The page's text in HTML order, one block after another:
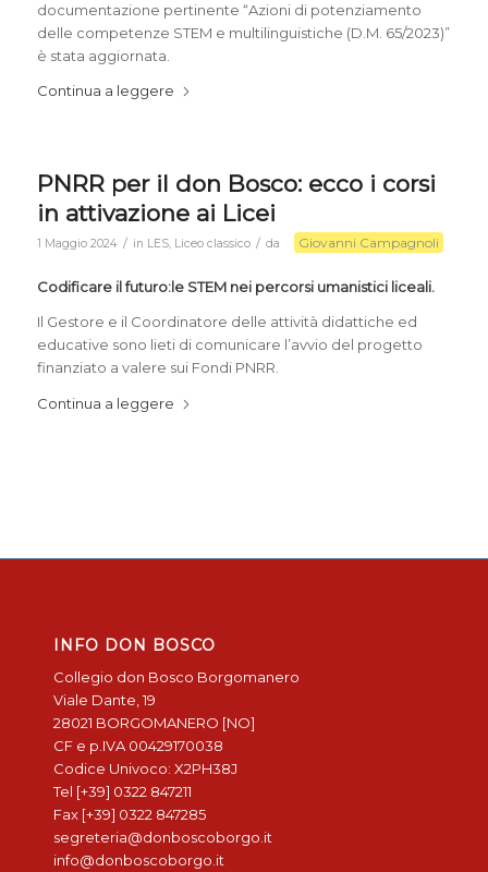
documentazione pertinente “Azioni di potenziamento
delle competenze STEM e multilinguistiche (D.M. 65/2023)”
è stata aggiornata.
Continua a leggere
PNRR per il don Bosco: ecco i corsi
in attivazione ai Licei
1 Maggio 2024 / in LES, Liceo classico / da Giovanni Campagnoli
Codificare il futuro:le STEM nei percorsi umanistici liceali.
Il Gestore e il Coordinatore delle attività didattiche ed
educative sono lieti di comunicare l’avvio del progetto
finanziato a valere sui Fondi PNRR.
Continua a leggere
INFO DON BOSCO
Collegio don Bosco Borgomanero
Viale Dante, 19
28021 BORGOMANERO [NO]
CF e p.IVA 00429170038
Codice Univoco: X2PH38J
Tel [+39] 0322 847211
Fax [+39] 0322 847285
segreteria@donboscoborgo.it
info@donboscoborgo.it